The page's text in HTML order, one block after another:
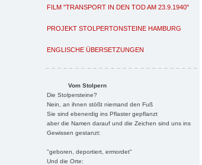
FILM "TRANSPORT IN DEN TOD AM 23.9.1940"
PROJEKT STOLPERTONSTEINE HAMBURG
ENGLISCHE ÜBERSETZUNGEN
Vom Stolpern
Die Stolpersteine?
Nein, an ihnen stößt niemand den Fuß
Sie sind ebenerdig ins Pflaster gepflanzt
aber die Namen darauf und die Zeichen sind uns ins
Gewissen gestanzt:
"geboren, deportiert, ermordet"
Und die Orte: